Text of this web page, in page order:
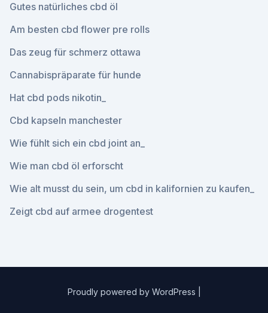
Gutes natürliches cbd öl
Am besten cbd flower pre rolls
Das zeug für schmerz ottawa
Cannabispräparate für hunde
Hat cbd pods nikotin_
Cbd kapseln manchester
Wie fühlt sich ein cbd joint an_
Wie man cbd öl erforscht
Wie alt musst du sein, um cbd in kalifornien zu kaufen_
Zeigt cbd auf armee drogentest
Proudly powered by WordPress